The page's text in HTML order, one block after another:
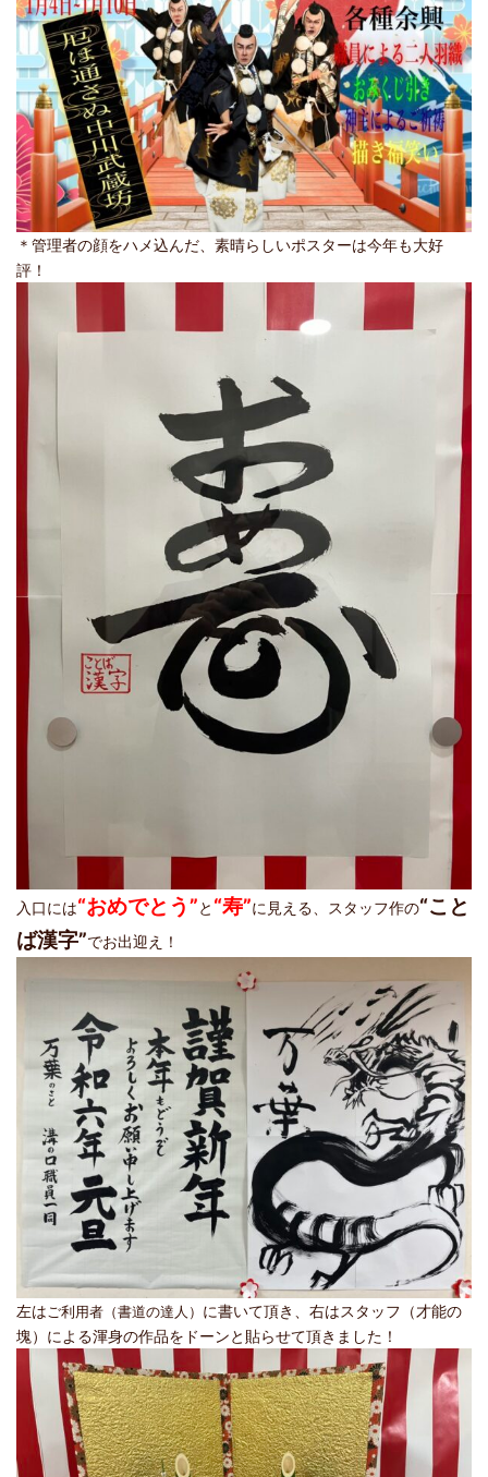
＊管理者の顔をハメ込んだ、素晴らしいポスターは今年も大好
評！
入口には“おめでとう”と “寿”に見える、スタッフ作の“こと
ば漢字”でお出迎え！
左はご利用者（書道の達人） に書いて頂き、右はスタッフ（才能の
塊）による渾身の作品をドーンと貼らせて頂きました！